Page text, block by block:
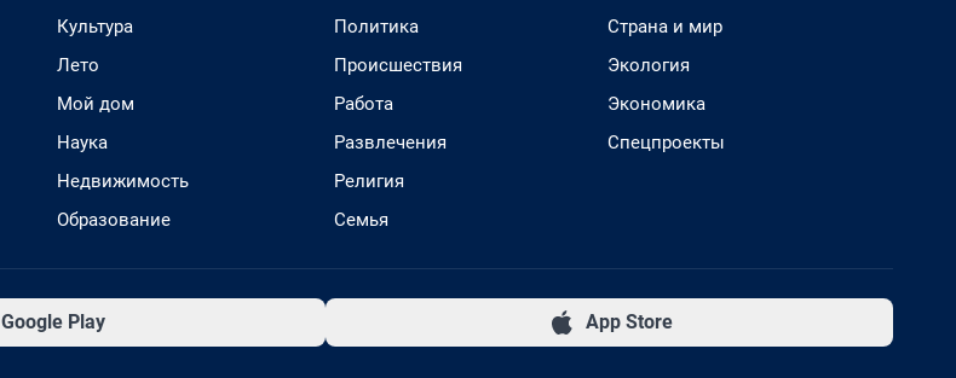
Культура
Лето
Мой дом
Наука
Недвижимость
Образование
Политика
Происшествия
Работа
Развлечения
Религия
Семья
Страна и мир
Экология
Экономика
Спецпроекты
Google Play App Store